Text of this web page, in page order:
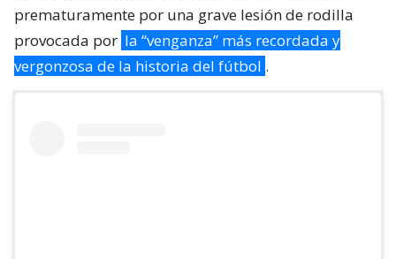
prematuramente por una grave lesión de rodilla
provocada por la “venganza” más recordada y
vergonzosa de la historia del fútbol .